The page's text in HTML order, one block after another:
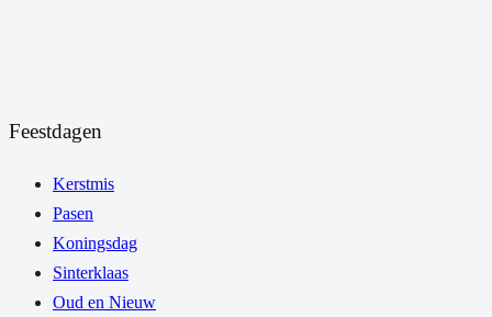
Feestdagen
Kerstmis
Pasen
Koningsdag
Sinterklaas
Oud en Nieuw